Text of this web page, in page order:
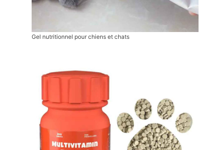
Gel nutritionnel pour chiens et chats